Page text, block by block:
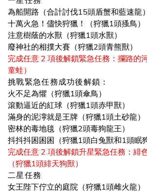
為船開路（合計討伐15頭盾蟹和藍速龍）
十萬火急！儘快狩獵！（狩獵1頭搔鳥）
注意樹蔭的水獸（狩獵1頭水獸）
廢神社的相撲大賽（狩獵2頭青熊獸）
完成任意 2 項後解鎖緊急任務：攔路的
童蛙）
挑戰緊急任務成功後解鎖：
火不足為懼（狩獵1頭傘鳥）
滾動逼近的紅球（狩獵1頭赤甲獸）
滿身的泥濘就是王牌（狩獵1頭土砂龍）
密林的毒地毯（狩獵2頭毒狗龍王）
抖抖抖困困困（狩獵1頭白兔獸和1頭眠
完成任意 2 項後解鎖升星緊急任務：緋
（狩獵1頭緋天狗獸）
二星任務
女王陛下佇立的庭院（狩獵1頭雌火龍）